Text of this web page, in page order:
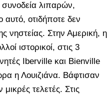
λιπαρών,
αυτό, οτιδήποτε δεν
νηστείας. Στην Αμερική, η
ιστορικοί, στις 3
Iberville και Bienville
η Λουιζιάνα. Βάφτισαν
τελετές. Στις